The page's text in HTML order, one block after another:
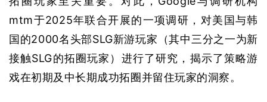
mtm于2025年联合开展的一项调研，对美国与韩
国的2000名头部SLG新游玩家 （其中三分之一为新
接触SLG的拓圈玩家） 进行了研究，揭示了策略游
戏在初期及中长期成功拓圈并留住玩家的洞察。